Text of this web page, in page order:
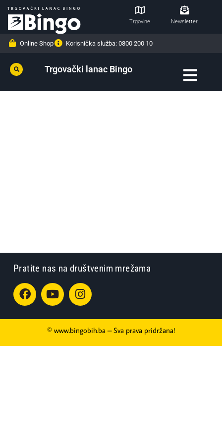
Trgovine Newsletter
Online Shop Korisnička služba: 0800 200 10
Trgovački lanac Bingo
Pratite nas na društvenim mrežama
© www.bingobih.ba – Sva prava pridržana!